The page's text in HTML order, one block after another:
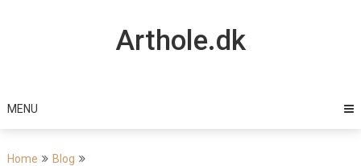
Arthole.dk
MENU
Home
Blog